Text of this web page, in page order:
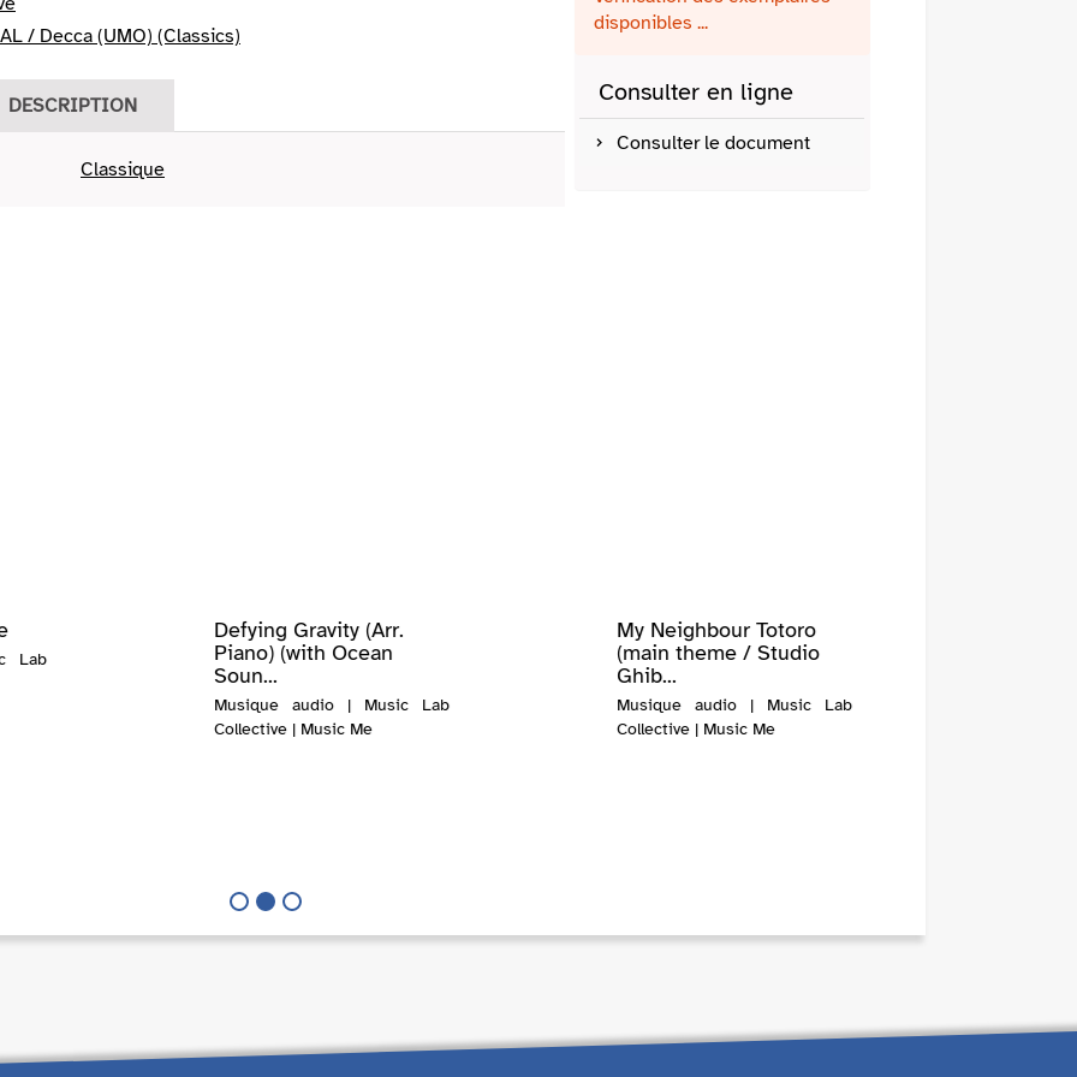
/ Decca (UMO) (Classics)
DESCRIPTION
Classique
disponibles ...
Consulter en ligne
Consulter le document
Defying Gravity (Arr.
Piano) (with Ocean
Soun...
Musique audio | Music Lab
Collective | Music Me
My Neighbour Totoro
(main theme / Studio
Ghib...
Musique audio | Music Lab
Collective | Music Me
Lab